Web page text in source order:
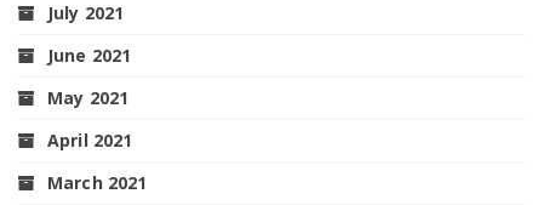
July 2021
June 2021
May 2021
April 2021
March 2021